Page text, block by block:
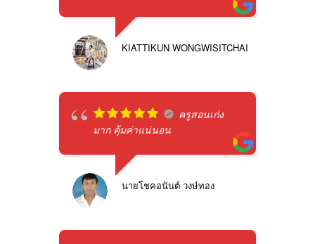
KIATTIKUN WONGWISITCHAI
ครูสอนเก่ง
มาก คุ้มค่าแน่นอน
นายโชคอนันต์ วงษ์ทอง